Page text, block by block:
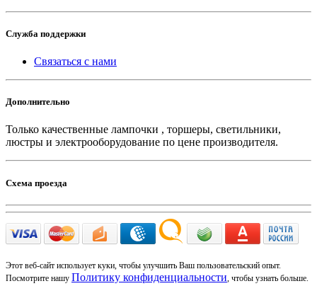
Служба поддержки
Связаться с нами
Дополнительно
Только качественные лампочки , торшеры, светильники,
люстры и электрооборудование по цене производителя.
Схема проезда
Этот веб-сайт использует куки, чтобы улучшить Ваш пользовательский опыт.
Посмотрите нашу Политику конфиденциальности, чтобы узнать больше.